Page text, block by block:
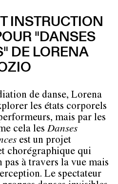
INSTRUCTION
"DANSES
DE LORENA
de danse, Lorena
les états corporels
mais par les
cela les Danses
est un projet
chorégraphique qui
à travers la vue mais
Le spectateur